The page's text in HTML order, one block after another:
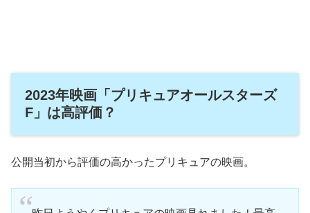
2023年映画「プリキュアオールスターズ
F」は高評価？
公開当初から評価の高かったプリキュアの映画。